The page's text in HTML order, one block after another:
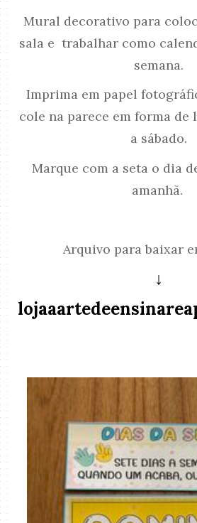
Mural decorativo para
sala e trabalhar como
semana.
Imprima em papel
cole na parece em forma de
a sábado.
Marque com a seta o dia
amanhã.
Arquivo para baixar
↓